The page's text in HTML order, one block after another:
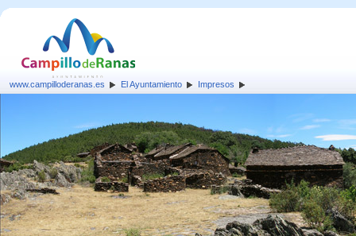
www.campilloderanas.es El Ayuntamiento Impresos